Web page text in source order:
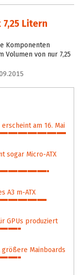
7,25 Litern
Komponenten
Volumen von nur 7,25
am 16. Mai
sogar Micro-ATX
A3 m-ATX
GPUs produziert
Mainboards